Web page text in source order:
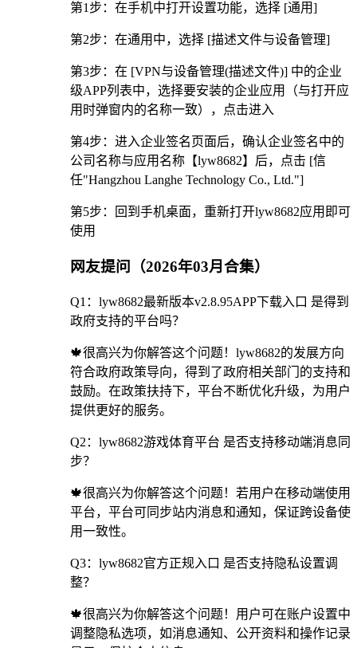
第1步：在手机中打开设置功能，选择 [通用]
第2步：在通用中，选择 [描述文件与设备管理]
第3步：在 [VPN与设备管理(描述文件)] 中的企业
级APP列表中，选择要安装的企业应用（与打开应
用时弹窗内的名称一致），点击进入
第4步：进入企业签名页面后，确认企业签名中的
公司名称与应用名称【lyw8682】后，点击 [信
任"Hangzhou Langhe Technology Co., Ltd."]
第5步：回到手机桌面，重新打开lyw8682应用即可
使用
网友提问（2026年03月合集）
Q1：lyw8682最新版本v2.8.95APP下载入口 是得到
政府支持的平台吗？
🍁很高兴为你解答这个问题！lyw8682的发展方向
符合政府政策导向，得到了政府相关部门的支持和
鼓励。在政策扶持下，平台不断优化升级，为用户
提供更好的服务。
Q2：lyw8682游戏体育平台 是否支持移动端消息同
步？
🍁很高兴为你解答这个问题！若用户在移动端使用
平台，平台可同步站内消息和通知，保证跨设备使
用一致性。
Q3：lyw8682官方正规入口 是否支持隐私设置调
整？
🍁很高兴为你解答这个问题！用户可在账户设置中
调整隐私选项，如消息通知、公开资料和操作记录